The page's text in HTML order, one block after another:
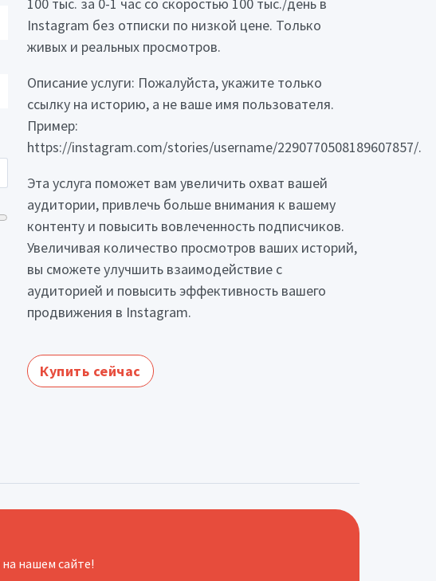
100 тыс. за 0-1 час со скоростью 100 тыс./день в
Instagram без отписки по низкой цене. Только
живых и реальных просмотров.
Описание услуги: Пожалуйста, укажите только
ссылку на историю, а не ваше имя пользователя.
Пример:
https://instagram.com/stories/username/2290770508189607857/.
Эта услуга поможет вам увеличить охват вашей
аудитории, привлечь больше внимания к вашему
контенту и повысить вовлеченность подписчиков.
Увеличивая количество просмотров ваших историй,
вы сможете улучшить взаимодействие с
аудиторией и повысить эффективность вашего
продвижения в Instagram.
Купить сейчас
на нашем сайте!